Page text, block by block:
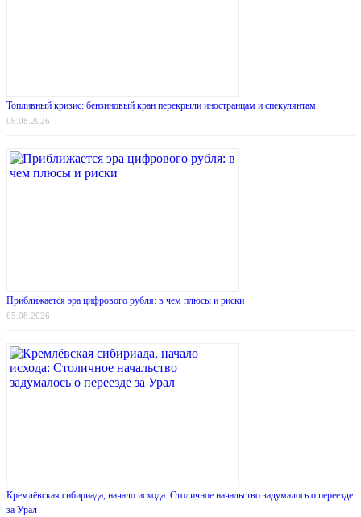
Топливный кризис: бензиновый кран перекрыли иностранцам и спекулянтам
06.08.2026
Приближается эра цифрового рубля: в чем плюсы и риски
05.08.2026
Кремлёвская сибириада, начало исхода: Столичное начальство задумалось о переезде
за Урал